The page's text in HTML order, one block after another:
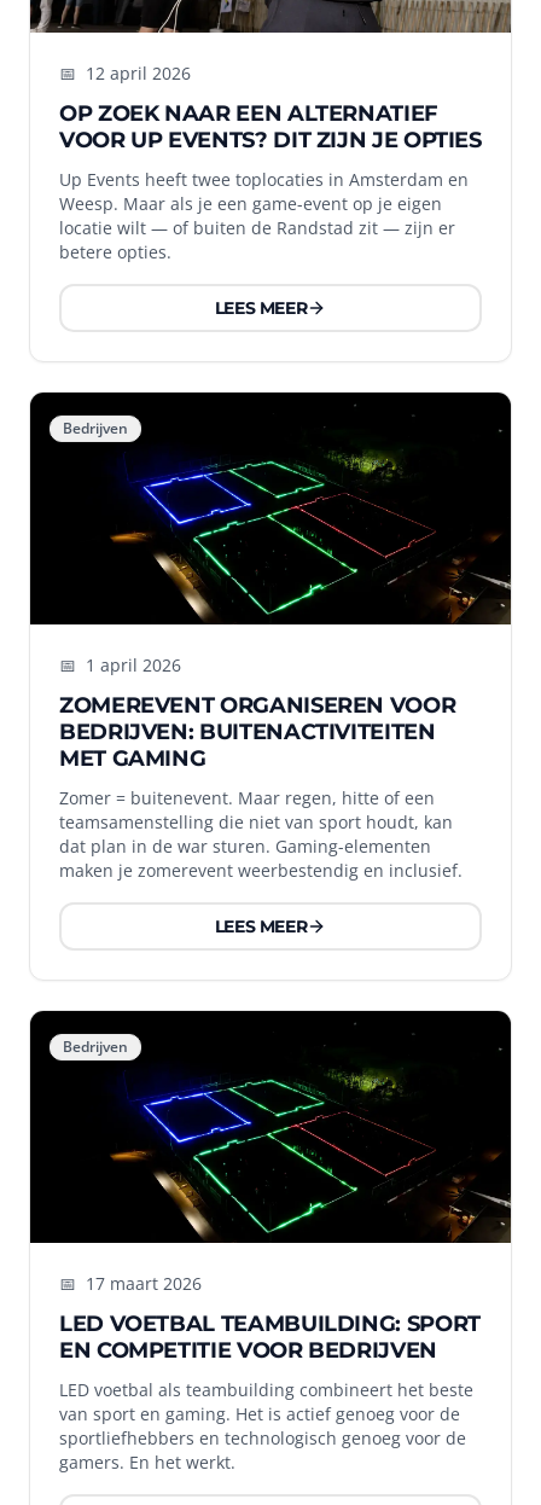
📅 12 april 2026
OP ZOEK NAAR EEN ALTERNATIEF
VOOR UP EVENTS? DIT ZIJN JE OPTIES
Up Events heeft twee toplocaties in Amsterdam en
Weesp. Maar als je een game-event op je eigen
locatie wilt — of buiten de Randstad zit — zijn er
betere opties.
LEES MEER
Bedrijven
📅 1 april 2026
ZOMEREVENT ORGANISEREN VOOR
BEDRIJVEN: BUITENACTIVITEITEN
MET GAMING
Zomer = buitenevent. Maar regen, hitte of een
teamsamenstelling die niet van sport houdt, kan
dat plan in de war sturen. Gaming-elementen
maken je zomerevent weerbestendig en inclusief.
LEES MEER
Bedrijven
📅 17 maart 2026
LED VOETBAL TEAMBUILDING: SPORT
EN COMPETITIE VOOR BEDRIJVEN
LED voetbal als teambuilding combineert het beste
van sport en gaming. Het is actief genoeg voor de
sportliefhebbers en technologisch genoeg voor de
gamers. En het werkt.